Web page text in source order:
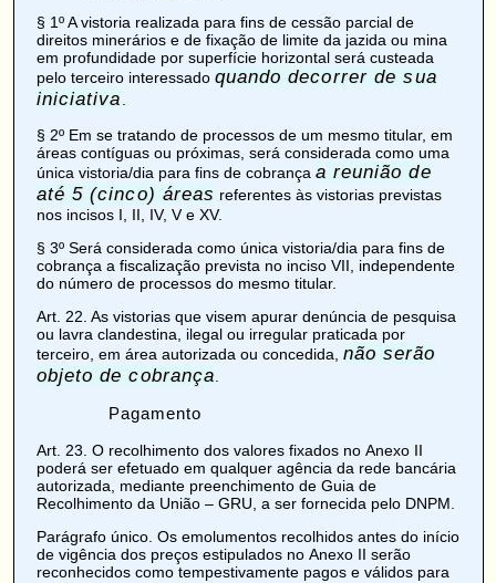
§ 1º A vistoria realizada para fins de cessão parcial de
direitos minerários e de fixação de limite da jazida ou mina
em profundidade por superfície horizontal será custeada
pelo terceiro interessado quando decorrer de sua
iniciativa
§ 2º Em se tratando de processos de um mesmo titular, em
áreas contíguas ou próximas, será considerada como uma
única vistoria/dia para fins de cobrança a reunião de
até 5 (cinco) áreas referentes às vistorias previstas
nos incisos I, II, IV, V e XV.
§ 3º Será considerada como única vistoria/dia para fins de
cobrança a fiscalização prevista no inciso VII, independente
do número de processos do mesmo titular.
Art. 22 . As vistorias que visem apurar denúncia de pesquisa
ou lavra clandestina, ilegal ou irregular praticada por
terceiro, em área autorizada ou concedida, não serão
objeto de cobrança
Pagamento
Art. 23 . O recolhimento dos valores fixados no Anexo II
poderá ser efetuado em qualquer agência da rede bancária
autorizada, mediante preenchimento de Guia de
Recolhimento da União – GRU, a ser fornecida pelo DNPM.
Parágrafo único. Os emolumentos recolhidos antes do início
de vigência dos preços estipulados no Anexo II serão
reconhecidos como tempestivamente pagos e válidos para